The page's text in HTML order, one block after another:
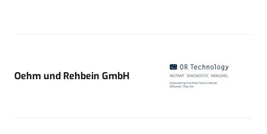
Oehm und Rehbein GmbH